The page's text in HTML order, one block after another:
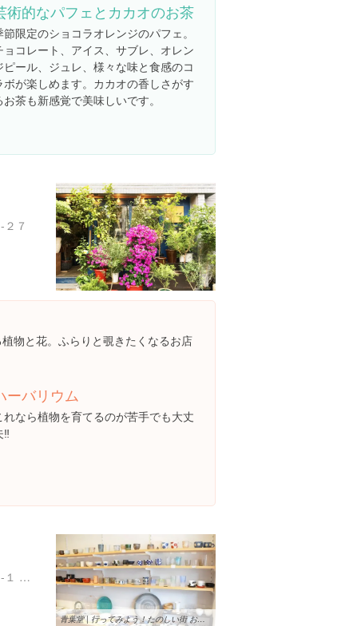
術的なパフェとカカオのお茶
節限定のショコラオレンジのパフェ。
ョコレート、アイス、サブレ、オレン
ピール、ジュレ、様々な味と食感のコ
ボが楽しめます。カカオの香しさがす
お茶も新感覚で美味しいです。
７
物と花。ふらりと覗きたくなるお店
ーバリウム
れなら植物を育てるのが苦手でも大丈
‼︎
東京都江東区白河１丁目１-１ ファミーユ白河 1F
青葉堂 | 行ってみよう！たのしい街 お出かけスポット